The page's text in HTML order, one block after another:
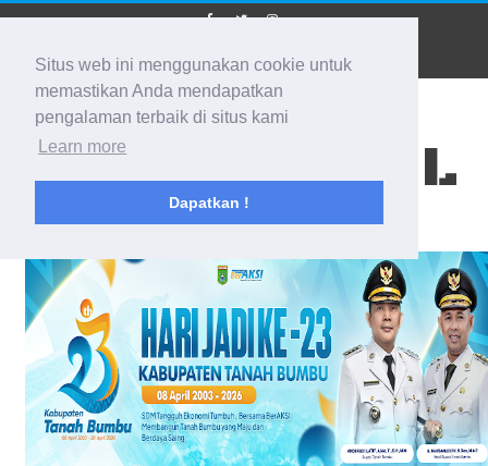
Situs web ini menggunakan cookie untuk
memastikan Anda mendapatkan
pengalaman terbaik di situs kami
Learn more
Dapatkan !
BIDIK KALSEL
Membidik Ke Segala Arah